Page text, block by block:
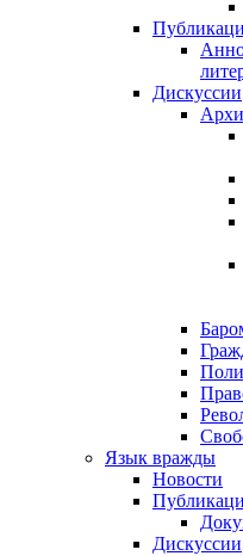
Дискуссии
Язык вражды
Новости
Дискуссии